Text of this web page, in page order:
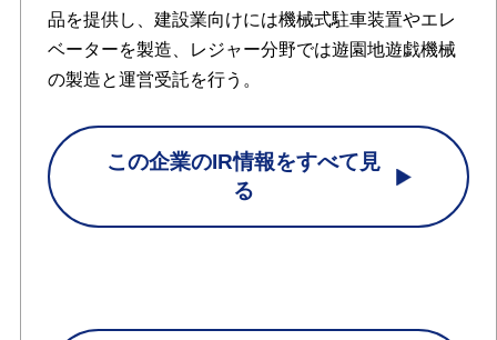
品を提供し、建設業向けには機械式駐車装置やエレ
ベーターを製造、レジャー分野では遊園地遊戯機械
の製造と運営受託を行う。
この企業のIR情報をすべて見
る